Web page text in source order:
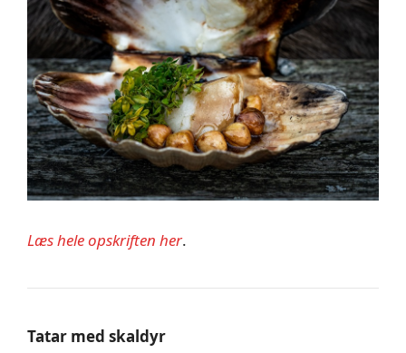
Læs hele opskriften her.
Tatar med skaldyr